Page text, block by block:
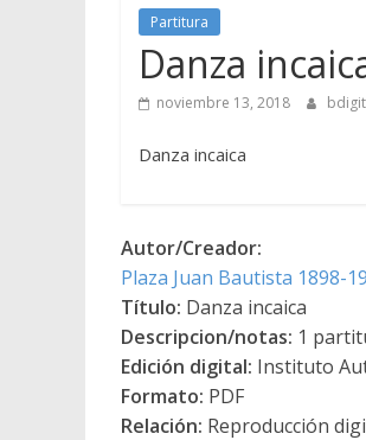
Partitura
Danza
noviembre 13, 2018
Danza incaica
Autor/Creador:
Plaza Juan Bautista 1898-
Título: Danza incaica
Descripcion/notas: 1
Edición digital: Instituto
Formato: PDF
Relación: Reproducción